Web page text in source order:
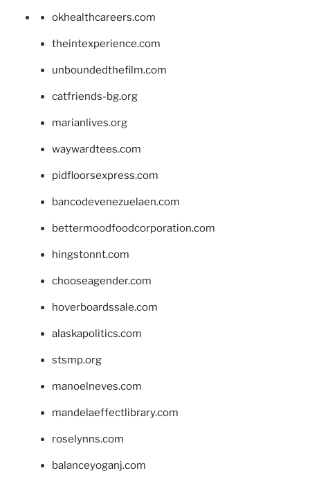
okhealthcareers.com
theintexperience.com
unboundedthefilm.com
catfriends-bg.org
marianlives.org
waywardtees.com
pidfloorsexpress.com
bancodevenezuelaen.com
bettermoodfoodcorporation.com
hingstonnt.com
chooseagender.com
hoverboardssale.com
alaskapolitics.com
stsmp.org
manoelneves.com
mandelaeffectlibrary.com
roselynns.com
balanceyoganj.com